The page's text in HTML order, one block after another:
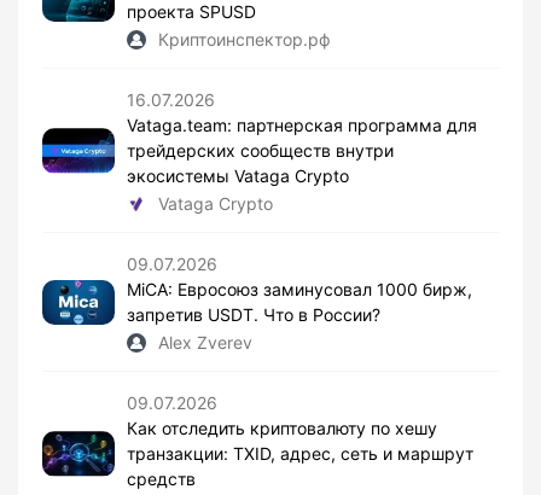
проекта SPUSD
Криптоинспектор.рф
16.07.2026
Vataga.team: партнерская программа для
трейдерских сообществ внутри
экосистемы Vataga Crypto
Vataga Crypto
09.07.2026
MiCA: Евросоюз заминусовал 1000 бирж,
запретив USDT. Что в России?
Alex Zverev
09.07.2026
Как отследить криптовалюту по хешу
транзакции: TXID, адрес, сеть и маршрут
средств